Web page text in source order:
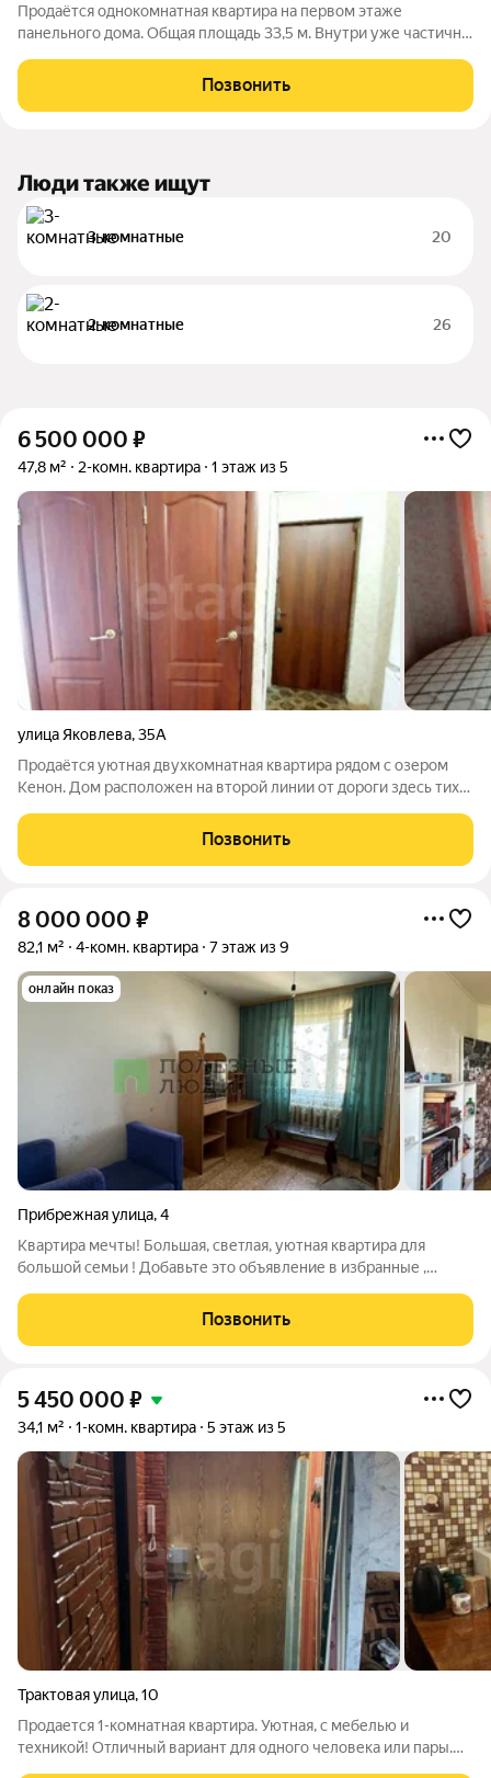
Продаётся однокомнатная квартира на первом этаже
панельного дома. Общая площадь 33,5 м. Внутри уже частично
квартире установлен натяжной потолок. Полностью заменена
система отопления (трубы
Позвонить
Люди также ищут
3-комнатные 20
2-комнатные 26
6 500 000 ₽
47,8 м² 2-комн. квартира 1 этаж из 5
улица Яковлева,35А
Продаётся уютная двухкомнатная квартира рядом с озером
Кенон. Дом расположен на второй линии от дороги здесь тихо,
очень тёплая и солнечная: окна выходят на две стороны, так
что свет
Позвонить
8 000 000 ₽
82,1 м² 4-комн. квартира 7 этаж из 9
онлайн показ
Прибрежная улица,4
Квартира мечты! Большая, светлая, уютная квартира для
большой семьи ! Добавьте это объявление в избранные ,
видовая квартира для большой и дружной семьи!
Инфраструктура: Пешая
Позвонить
5 450 000 ₽
34,1 м² 1-комн. квартира 5 этаж из 5
Трактовая улица,10
Продается 1-комнатная квартира. Уютная, с мебелью и
техникой! Отличный вариант для одного человека или пары.